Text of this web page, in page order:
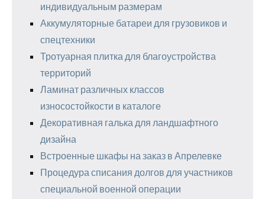
индивидуальным размерам
Аккумуляторные батареи для грузовиков и
спецтехники
Тротуарная плитка для благоустройства
территорий
Ламинат различных классов
износостойкости в каталоге
Декоративная галька для ландшафтного
дизайна
Встроенные шкафы на заказ в Апрелевке
Процедура списания долгов для участников
специальной военной операции